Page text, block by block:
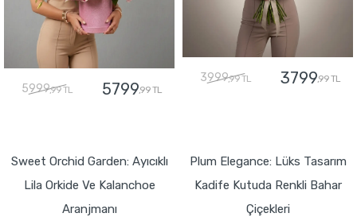
5999,99 TL 5799,99 TL
3999,99 TL 3799,99 TL
Sweet Orchid Garden: Ayıcıklı
Lila Orkide Ve Kalanchoe
Aranjmanı
Plum Elegance: Lüks Tasarım
Kadife Kutuda Renkli Bahar
Çiçekleri